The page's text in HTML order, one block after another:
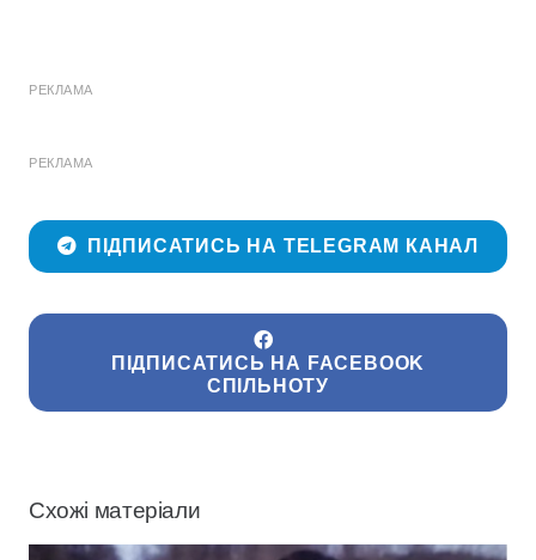
РЕКЛАМА
РЕКЛАМА
ПІДПИСАТИСЬ НА TELEGRAM КАНАЛ
ПІДПИСАТИСЬ НА FACEBOOK
СПІЛЬНОТУ
Схожі матеріали